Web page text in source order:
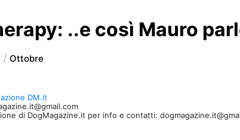
..e così Mauro
Ottobre
DM.it
di DogMagazine.it per info e contatti: